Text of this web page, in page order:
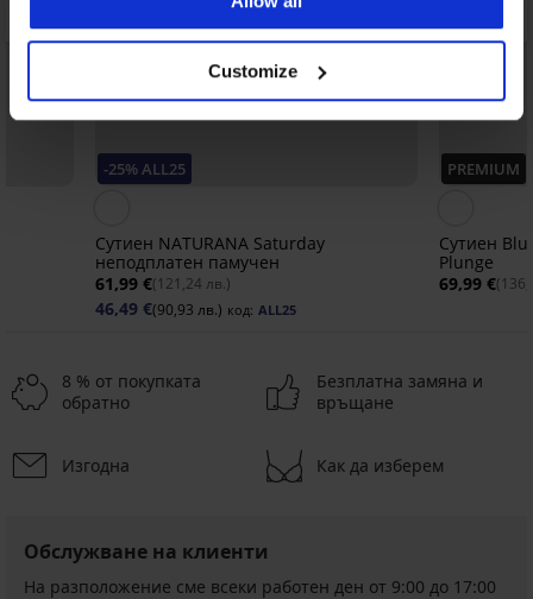
Customize
-25% ALL25
Сутиен NATURANA Saturday
неподплатен памучен
61,99 €(121,24 лв.)
46,49 €(90,93 лв.) код: ALL25
PREMIUM
Сутиен
Plunge
69,99 €
8 % от покупката
обратно
Безплатна замяна и
връщане
Изгодна Как да изберем
Обслужване на клиенти
На разположение сме всеки работен ден от 9:00 до 17:00